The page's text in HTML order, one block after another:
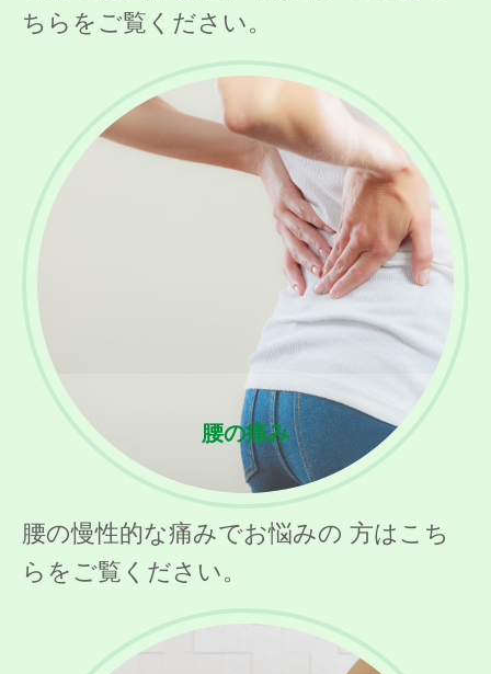
ちらをご覧ください。
腰の痛み
腰の慢性的な痛みでお悩みの 方はこち
らをご覧ください。